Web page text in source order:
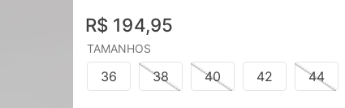
R$ 194,95
TAMANHOS
36 38 40 42 44